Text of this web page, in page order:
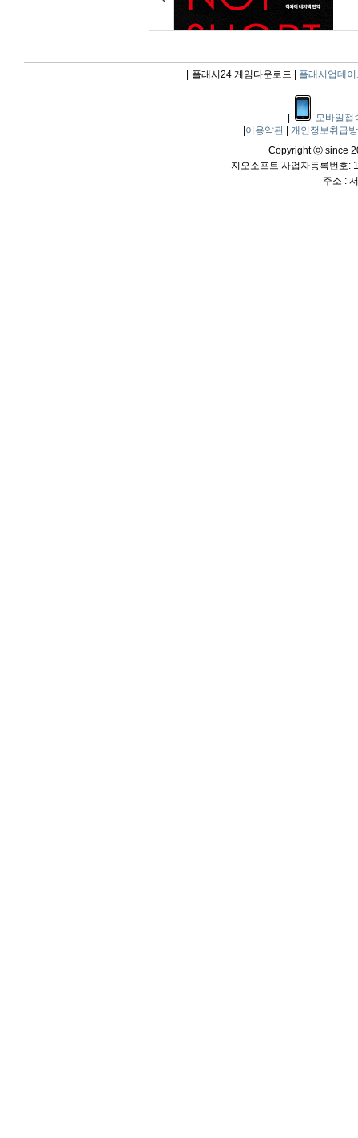
플래시24 게임다운로드 | 플래시업데이
모바일접
이용약관
개인정보취급
Copyright ⓒ since
지오소프트 사업자등록번호:
주소 :